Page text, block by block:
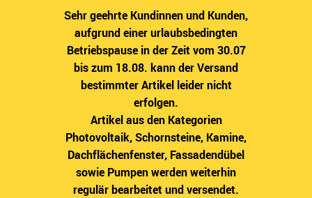
Sehr geehrte Kundinnen und Kunden,
aufgrund einer urlaubsbedingten
Betriebspause in der Zeit vom 30.07
bis zum 18.08. kann der Versand
bestimmter Artikel leider nicht
erfolgen.
Artikel aus den Kategorien
Photovoltaik, Schornsteine, Kamine,
Dachflächenfenster, Fassadendübel
sowie Pumpen werden weiterhin
regulär bearbeitet und versendet.